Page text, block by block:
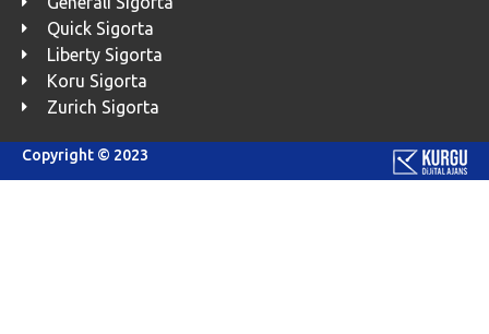
Quick Sigorta
Liberty Sigorta
Koru Sigorta
Zurich Sigorta
Copyright © 2023